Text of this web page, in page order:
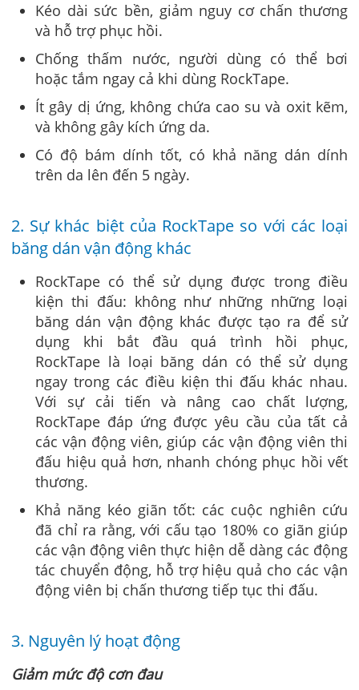
Kéo dài sức bền, giảm nguy cơ chấn thương
và hỗ trợ phục hồi.
Chống thấm nước, người dùng có thể bơi
hoặc tắm ngay cả khi dùng RockTape.
Ít gây dị ứng, không chứa cao su và oxit kẽm,
và không gây kích ứng da.
Có độ bám dính tốt, có khả năng dán dính
trên da lên đến 5 ngày.
2. Sự khác biệt của RockTape so với các loại
băng dán vận động khác
RockTape có thể sử dụng được trong điều
kiện thi đấu: không như những những loại
băng dán vận động khác được tạo ra để sử
dụng khi bắt đầu quá trình hồi phục,
RockTape là loại băng dán có thể sử dụng
ngay trong các điều kiện thi đấu khác nhau.
Với sự cải tiến và nâng cao chất lượng,
RockTape đáp ứng được yêu cầu của tất cả
các vận động viên, giúp các vận động viên thi
đấu hiệu quả hơn, nhanh chóng phục hồi vết
thương.
Khả năng kéo giãn tốt: các cuộc nghiên cứu
đã chỉ ra rằng, với cấu tạo 180% co giãn giúp
các vận động viên thực hiện dễ dàng các động
tác chuyển động, hỗ trợ hiệu quả cho các vận
động viên bị chấn thương tiếp tục thi đấu.
3. Nguyên lý hoạt động
Giảm mức độ cơn đau